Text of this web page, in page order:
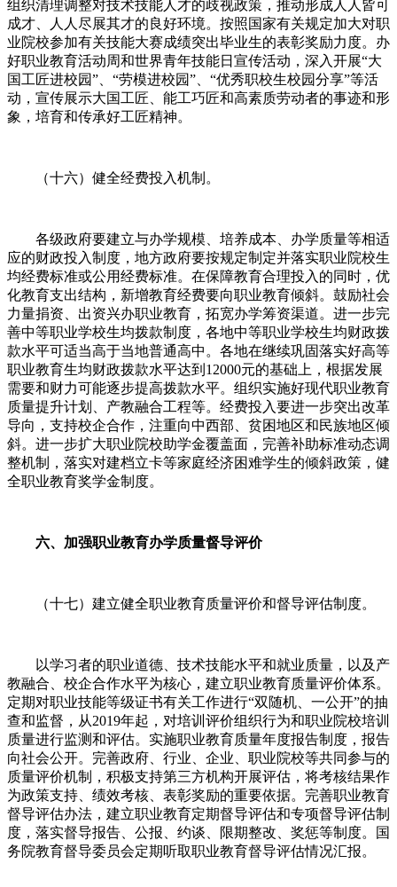
组织清理调整对技术技能人才的歧视政策，推动形成人人皆可
成才、人人尽展其才的良好环境。按照国家有关规定加大对职
业院校参加有关技能大赛成绩突出毕业生的表彰奖励力度。办
好职业教育活动周和世界青年技能日宣传活动，深入开展“大
国工匠进校园”、“劳模进校园”、“优秀职校生校园分享”等活
动，宣传展示大国工匠、能工巧匠和高素质劳动者的事迹和形
象，培育和传承好工匠精神。
（十六）健全经费投入机制。
各级政府要建立与办学规模、培养成本、办学质量等相适
应的财政投入制度，地方政府要按规定制定并落实职业院校生
均经费标准或公用经费标准。在保障教育合理投入的同时，优
化教育支出结构，新增教育经费要向职业教育倾斜。鼓励社会
力量捐资、出资兴办职业教育，拓宽办学筹资渠道。进一步完
善中等职业学校生均拨款制度，各地中等职业学校生均财政拨
款水平可适当高于当地普通高中。各地在继续巩固落实好高等
职业教育生均财政拨款水平达到12000元的基础上，根据发展
需要和财力可能逐步提高拨款水平。组织实施好现代职业教育
质量提升计划、产教融合工程等。经费投入要进一步突出改革
导向，支持校企合作，注重向中西部、贫困地区和民族地区倾
斜。进一步扩大职业院校助学金覆盖面，完善补助标准动态调
整机制，落实对建档立卡等家庭经济困难学生的倾斜政策，健
全职业教育奖学金制度。
六、加强职业教育办学质量督导评价
（十七）建立健全职业教育质量评价和督导评估制度。
以学习者的职业道德、技术技能水平和就业质量，以及产
教融合、校企合作水平为核心，建立职业教育质量评价体系。
定期对职业技能等级证书有关工作进行“双随机、一公开”的抽
查和监督，从2019年起，对培训评价组织行为和职业院校培训
质量进行监测和评估。实施职业教育质量年度报告制度，报告
向社会公开。完善政府、行业、企业、职业院校等共同参与的
质量评价机制，积极支持第三方机构开展评估，将考核结果作
为政策支持、绩效考核、表彰奖励的重要依据。完善职业教育
督导评估办法，建立职业教育定期督导评估和专项督导评估制
度，落实督导报告、公报、约谈、限期整改、奖惩等制度。国
务院教育督导委员会定期听取职业教育督导评估情况汇报。